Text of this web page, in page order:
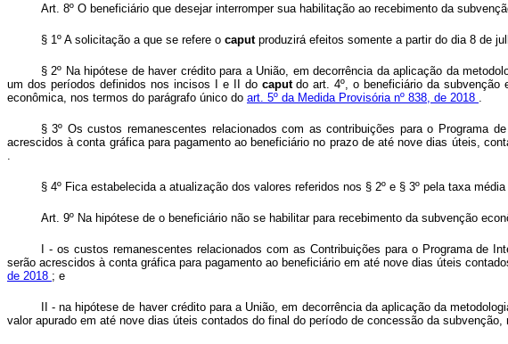
Art. 8º O beneficiário que desejar interromper sua habilitação ao recebimento da
§ 1º A solicitação a que se refere o caput produzirá efeitos somente a partir do dia 8 de
§ 2º Na hipótese de haver crédito para a União, em decorrência da aplicação da
um dos períodos definidos nos incisos I e II do caputdo art. 4º, o beneficiário da
econômica, nos termos do parágrafo único do art. 5º da Medida Provisória nº 838, de 2018 .
§ 3º Os custos remanescentes relacionados com as contribuições para o Programa
acrescidos à conta gráfica para pagamento ao beneficiário no prazo de até nove dias úteis,
.
§ 4º Fica estabelecida a atualização dos valores referidos nos § 2º e § 3º pela taxa
Art. 9º Na hipótese de o beneficiário não se habilitar para recebimento da subvenção
I - os custos remanescentes relacionados com as Contribuições para o Programa de
serão acrescidos à conta gráfica para pagamento ao beneficiário em até nove dias úteis
de 2018 ; e
II - na hipótese de haver crédito para a União, em decorrência da aplicação da
valor apurado em até nove dias úteis contados do final do período de concessão da subvenção,